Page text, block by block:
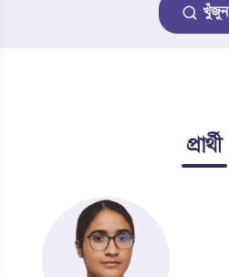
খুঁজুন
প্রার্থী